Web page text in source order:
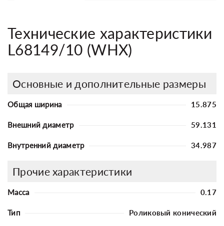
Технические характеристики
L68149/10 (WHX)
Основные и дополнительные размеры
Общая ширина 15.875
Внешний диаметр 59.131
Внутренний диаметр 34.987
Прочие характеристики
Масса 0.17
Тип Роликовый конический